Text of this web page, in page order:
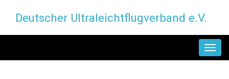
Inhalt
Deutscher Ultraleichtflugverband e.V.